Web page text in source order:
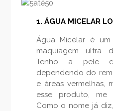
1. ÁGUA MICELAR
Água Micelar é
maquiagem ultra
Tenho a pele
dependendo do
e áreas vermelhas,
esse produto, me
Como o nome já diz,